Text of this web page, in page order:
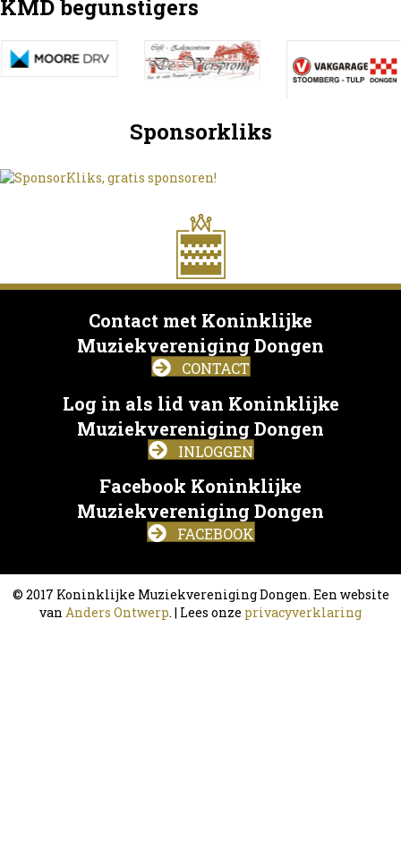
KMD begunstigers
Sponsorkliks
Contact met Koninklijke
Muziekvereniging Dongen
CONTACT
Log in als lid van Koninklijke
Muziekvereniging Dongen
INLOGGEN
Facebook Koninklijke
Muziekvereniging Dongen
FACEBOOK
© 2017 Koninklijke Muziekvereniging Dongen. Een website
van Anders Ontwerp. | Lees onze privacyverklaring